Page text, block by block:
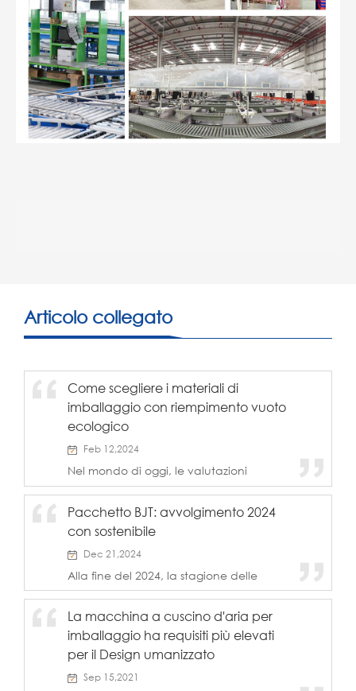
Articolo collegato
Come scegliere i materiali di
imballaggio con riempimento vuoto
ecologico
Feb 12,2024
Nel mondo di oggi, le valutazioni
ambientali sono di primaria qualità,
imballaggio con riempimento vuoto
ecologico una necessità per le aziende.
conoscenza di...
Pacchetto BJT: avvolgimento 2024
con sostenibile
Dec 21,2024
Alla fine del 2024, la stagione delle
vacanze offre l'occasione perfetta per
innovazione e miglioramento. In BJT
Pack, siamo felici di aver sostenuto le
aziende in tutto il globo ridurre la loro
impronta ambientale attraverso le
nostre soluzioni di imballaggio protettivo
La macchina a cuscino d'aria per
imballaggio ha requisiti più elevati
per il Design umanizzato
Sep 15,2021